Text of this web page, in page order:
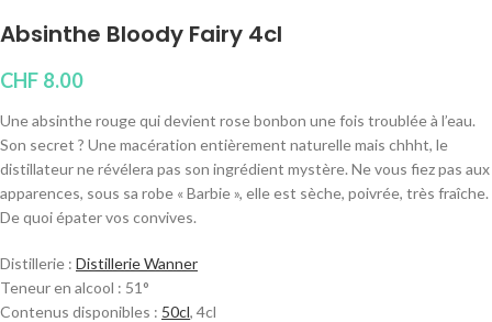
Absinthe Bloody Fairy 4cl
CHF 8.00
Une absinthe rouge qui devient rose bonbon une fois troublée à l’eau.
Son secret ? Une macération entièrement naturelle mais chhht, le
distillateur ne révélera pas son ingrédient mystère. Ne vous fiez pas aux
apparences, sous sa robe « Barbie », elle est sèche, poivrée, très fraîche.
De quoi épater vos convives.
Distillerie : Distillerie Wanner
Teneur en alcool : 51°
Contenus disponibles : 50cl, 4cl